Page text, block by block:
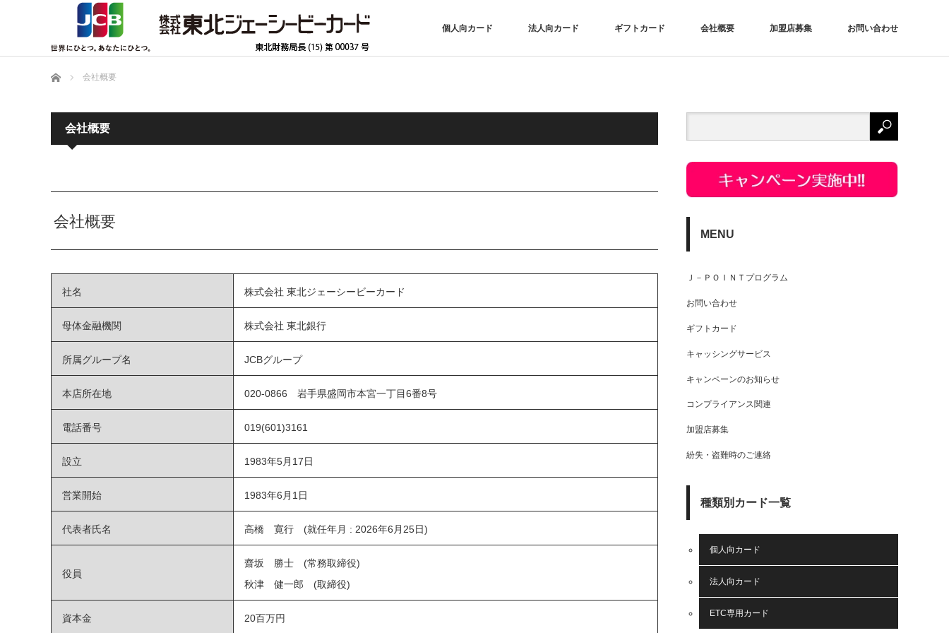
個人向カード 法人向カード ギフトカード 会社概要 加盟店募集 お問い合わせ
ホーム 会社概要
会社概要
会社概要
社名 株式会社 東北ジェーシービーカード
母体金融機関 株式会社 東北銀行
所属グループ名 JCBグループ
本店所在地 020-0866 岩手県盛岡市本宮一丁目6番8号
電話番号 019(601)3161
設立 1983年5月17日
営業開始 1983年6月1日
代表者氏名 高橋 寛行 (就任年月 : 2026年6月25日)
役員
齋坂 勝士 (常務取締役)
秋津 健一郎 (取締役)
資本金 20百万円
MENU
Ｊ－ＰＯＩＮＴプログラム
お問い合わせ
ギフトカード
キャッシングサービス
キャンペーンのお知らせ
コンプライアンス関連
加盟店募集
紛失・盗難時のご連絡
種類別カード一覧
個人向カード
法人向カード
ETC専用カード